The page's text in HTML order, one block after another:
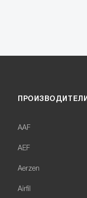
ПРОИЗВОДИТЕЛИ
AAF
AEF
Aerzen
Airfil